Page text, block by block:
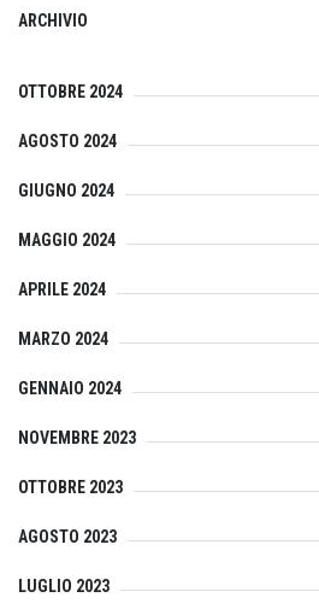
ARCHIVIO
OTTOBRE 2024
AGOSTO 2024
GIUGNO 2024
MAGGIO 2024
APRILE 2024
MARZO 2024
GENNAIO 2024
NOVEMBRE 2023
OTTOBRE 2023
AGOSTO 2023
LUGLIO 2023